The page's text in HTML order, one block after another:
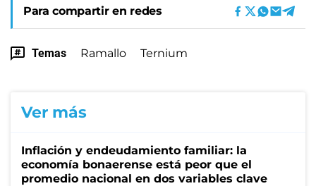
Para compartir en redes
Temas Ramallo Ternium
Ver más
Inflación y endeudamiento familiar: la
economía bonaerense está peor que el
promedio nacional en dos variables clave